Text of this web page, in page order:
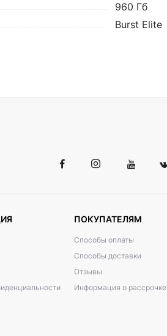
960 Гб
Burst Elite
ПОКУПАТЕЛЯМ
Способы оплаты
Способы доставки
Отзывы
Информация о рассрочке